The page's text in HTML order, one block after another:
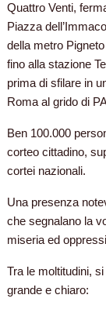
Quattro Venti,
Piazza
della metro
fino alla stazione
prima di sfilare in
Roma al grido di
Ben 100.000
corteo cittadino,
cortei nazionali.
Una presenza
che segnalano la
miseria ed
Tra le moltitudini,
grande e chiaro: